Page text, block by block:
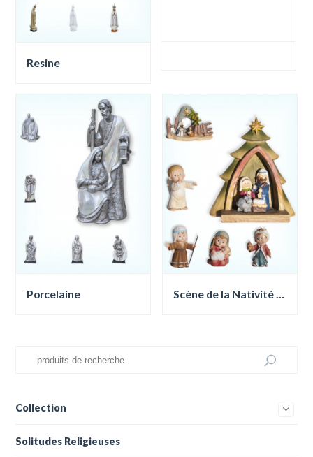
Resine
Porcelaine Scène de la Nativité de Noël
Collection
Solitudes Religieuses